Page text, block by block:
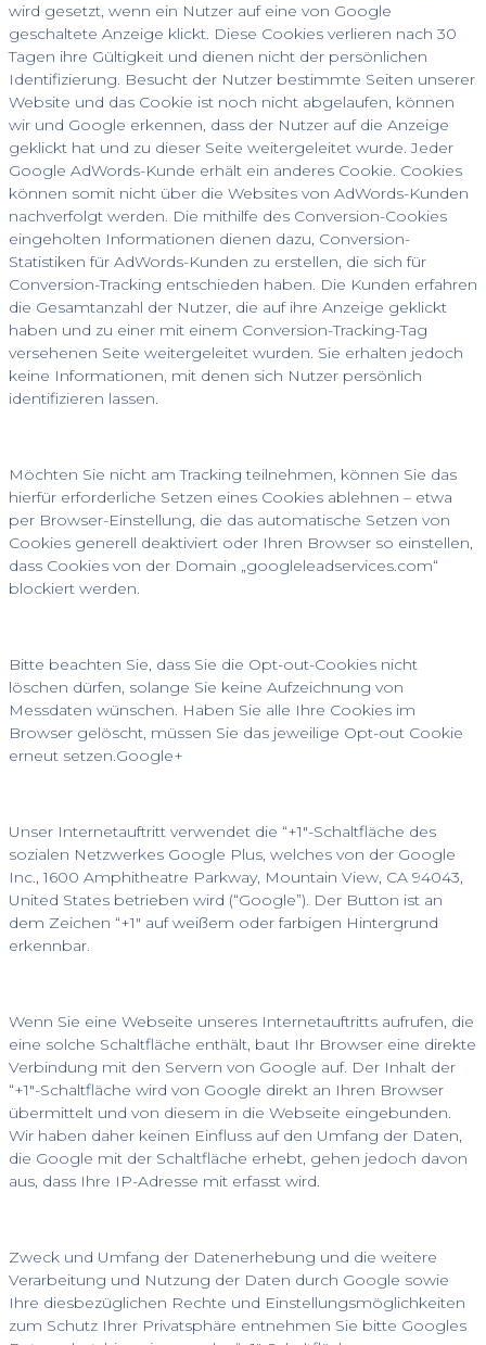
wird gesetzt, wenn ein Nutzer auf eine von Google
geschaltete Anzeige klickt. Diese Cookies verlieren nach 30
Tagen ihre Gültigkeit und dienen nicht der persönlichen
Identifizierung. Besucht der Nutzer bestimmte Seiten unserer
Website und das Cookie ist noch nicht abgelaufen, können
wir und Google erkennen, dass der Nutzer auf die Anzeige
geklickt hat und zu dieser Seite weitergeleitet wurde. Jeder
Google AdWords-Kunde erhält ein anderes Cookie. Cookies
können somit nicht über die Websites von AdWords-Kunden
nachverfolgt werden. Die mithilfe des Conversion-Cookies
eingeholten Informationen dienen dazu, Conversion-
Statistiken für AdWords-Kunden zu erstellen, die sich für
Conversion-Tracking entschieden haben. Die Kunden erfahren
die Gesamtanzahl der Nutzer, die auf ihre Anzeige geklickt
haben und zu einer mit einem Conversion-Tracking-Tag
versehenen Seite weitergeleitet wurden. Sie erhalten jedoch
keine Informationen, mit denen sich Nutzer persönlich
identifizieren lassen.
Möchten Sie nicht am Tracking teilnehmen, können Sie das
hierfür erforderliche Setzen eines Cookies ablehnen – etwa
per Browser-Einstellung, die das automatische Setzen von
Cookies generell deaktiviert oder Ihren Browser so einstellen,
dass Cookies von der Domain „googleleadservices.com“
blockiert werden.
Bitte beachten Sie, dass Sie die Opt-out-Cookies nicht
löschen dürfen, solange Sie keine Aufzeichnung von
Messdaten wünschen. Haben Sie alle Ihre Cookies im
Browser gelöscht, müssen Sie das jeweilige Opt-out Cookie
erneut setzen.Google+
Unser Internetauftritt verwendet die “+1″-Schaltfläche des
sozialen Netzwerkes Google Plus, welches von der Google
Inc., 1600 Amphitheatre Parkway, Mountain View, CA 94043,
United States betrieben wird (“Google”). Der Button ist an
dem Zeichen “+1″ auf weißem oder farbigen Hintergrund
erkennbar.
Wenn Sie eine Webseite unseres Internetauftritts aufrufen, die
eine solche Schaltfläche enthält, baut Ihr Browser eine direkte
Verbindung mit den Servern von Google auf. Der Inhalt der
“+1″-Schaltfläche wird von Google direkt an Ihren Browser
übermittelt und von diesem in die Webseite eingebunden.
Wir haben daher keinen Einfluss auf den Umfang der Daten,
die Google mit der Schaltfläche erhebt, gehen jedoch davon
aus, dass Ihre IP-Adresse mit erfasst wird.
Zweck und Umfang der Datenerhebung und die weitere
Verarbeitung und Nutzung der Daten durch Google sowie
Ihre diesbezüglichen Rechte und Einstellungsmöglichkeiten
zum Schutz Ihrer Privatsphäre entnehmen Sie bitte Googles